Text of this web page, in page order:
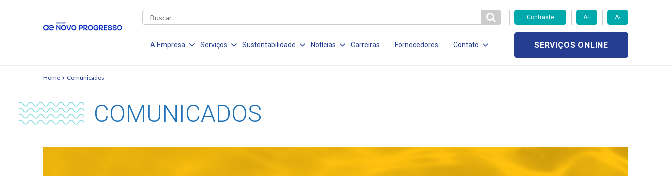
Contraste A+ A-
A Empresa Serviços Sustentabilidade Notícias Carreiras Fornecedores Contato SERVIÇOS ONLINE
Home Comunicados
COMUNICADOS